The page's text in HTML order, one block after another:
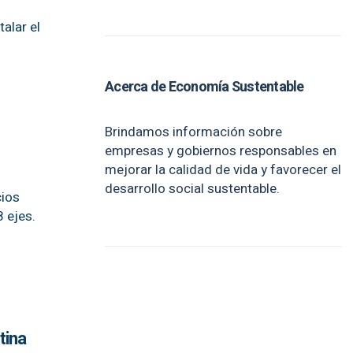
el
ejes.
Acerca de Economía Sustentable
Brindamos información sobre
empresas y gobiernos responsables en
mejorar la calidad de vida y favorecer el
desarrollo social sustentable.